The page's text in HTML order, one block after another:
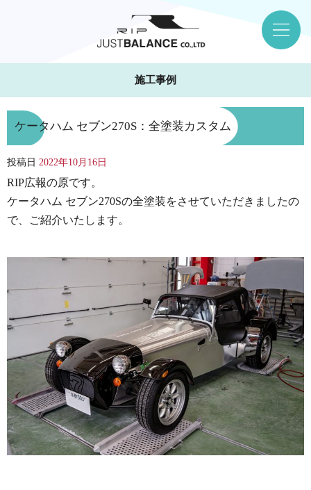
施工事例
ケータハム セブン270S：全塗装カスタム
投稿日 2022年10月16日
RIP広報の原です。
ケータハム セブン270Sの全塗装をさせていただきましたの
で、ご紹介いたします。